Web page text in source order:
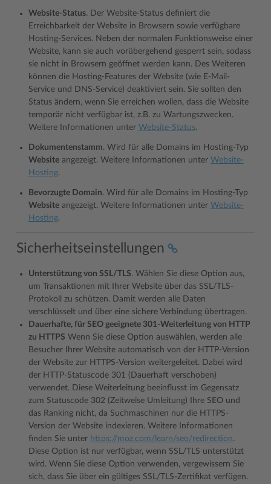
Website-Status. Der Website-Status definiert die
Erreichbarkeit der Website in Browsern sowie verfügbare
Hosting-Services. Neben der normalen Funktionsweise einer
Website, kann sie auch vorübergehend gesperrt sein, sodass
sie nicht in Browsern geöffnet werden kann. Des Weiteren
können die Hosting-Features der Website (wie E-Mail-
Service und DNS-Service) deaktiviert sein. Sie sollten den
Status ändern, wenn Sie erreichen wollen, dass die Website
temporär nicht verfügbar ist, z.B. zu Wartungszwecken.
Weitere Informationen unter Website-Status.
Dokumentenstamm. Wird für alle Domains im Hosting-Typ
Website angezeigt. Weitere Informationen unter Website-
Hosting.
Bevorzugte Domain. Wird für alle Domains im Hosting-Typ
Website angezeigt. Weitere Informationen unter Website-
Hosting.
Sicherheitseinstellungen
Unterstützung von SSL/TLS. Wählen Sie diese Option aus,
um Transaktionen mit Ihrer Website über das SSL/TLS-
Protokoll zu schützen. Damit werden alle Daten
verschlüsselt und über eine sichere Verbindung übertragen.
Dauerhafte, für SEO geeignete 301-Weiterleitung von HTTP
zu HTTPS Wenn Sie diese Option auswählen, werden alle
Besucher Ihrer Website automatisch von der HTTP-Version
der Website zur HTTPS-Version weitergeleitet. Dabei wird
der HTTP-Statuscode 301 (Dauerhaft verschoben)
verwendet. Diese Weiterleitung beeinflusst im Gegensatz
zum Statuscode 302 (Zeitweise Umleitung) Ihre SEO und
das Ranking nicht, da Suchmaschinen nur die HTTPS-
Version der Website indexieren. Weitere Informationen
finden Sie unter https://moz.com/learn/seo/redirection.
Diese Option ist nur verfügbar, wenn SSL/TLS unterstützt
wird. Wenn Sie diese Option verwenden, vergewissern Sie
sich, dass Sie über ein gültiges SSL/TLS-Zertifikat verfügen.